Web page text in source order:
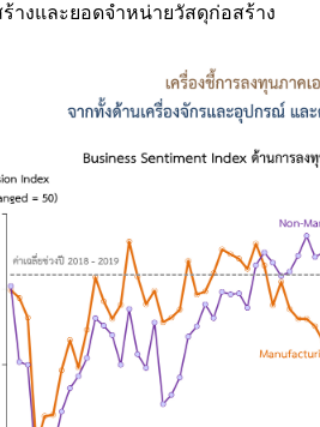
งและยอดจำหน่ายวัสดุก่อสร้าง